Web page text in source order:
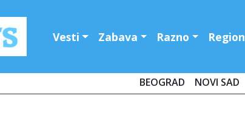
Vesti Zabava Razno Region
BEOGRAD NOVI SAD